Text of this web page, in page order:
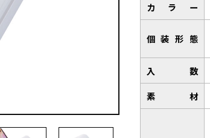
カラー
個装形態
入数
素材